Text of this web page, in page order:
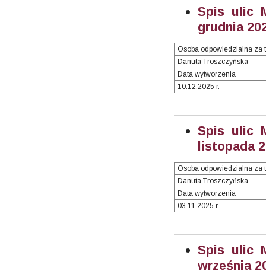
Spis ulic
grudnia
Osoba odpowiedzialna za
Danuta Troszczyńska
Data wytworzenia
10.12.2025 r.
Spis ulic
listopada
Osoba odpowiedzialna za
Danuta Troszczyńska
Data wytworzenia
03.11.2025 r.
Spis ulic
września